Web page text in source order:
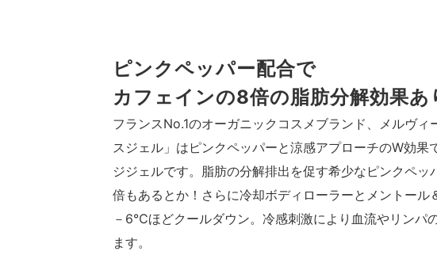
ピンクペッパー配合で
カフェインの8倍の脂肪分解効果あ
フランスNo.1のオーガニックコスメブランド、メルヴ
スジェル」はピンクペッパーと涼感アプローチのW効果
ジジェルです。脂肪の分解排出を促す希少なピンクペ
倍もあるとか！さらに冷却ボディローラーとメントー
－6℃ほどクールダウン。冷感刺激により血流やリンパ
ます。